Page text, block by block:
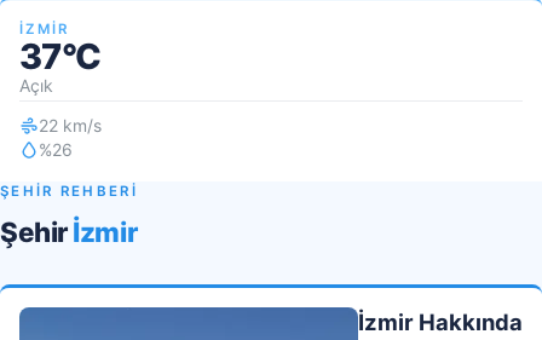
İZMIR
37°C
Açık
22 km/s
%26
ŞEHİR REHBERİ
Şehirİzmir
İzmir Hakkında